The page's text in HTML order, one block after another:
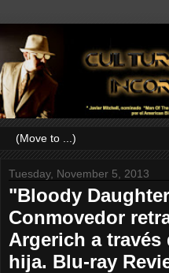
Tuesday, November 5, 2013
"Bloody
Conmovedor
Argerich a
hija. Blu-ray